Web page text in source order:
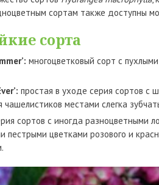
сортам также доступны
сорта
многоцветковый сорт с
простая в уходе серия сортов с
чашелистиков местами слегка
сортов с иногда разноцветными
пестрыми цветками розового и